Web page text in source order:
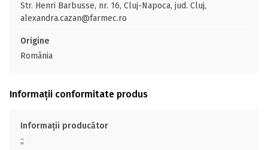
Str. Henri Barbusse, nr. 16, Cluj-Napoca, jud. Cluj,
alexandra.cazan@farmec.ro
Origine
România
Informații conformitate produs
Informații producător
;;